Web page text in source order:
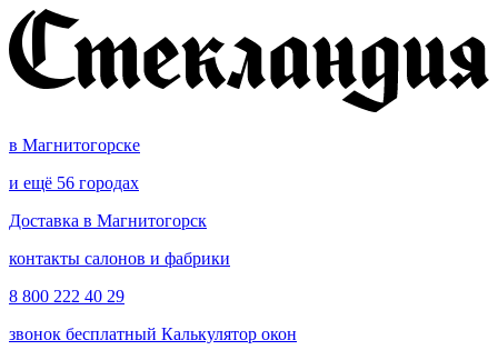
в Магнитогорске
и ещё 56 городах
Доставка в Магнитогорск
контакты салонов и фабрики
8 800 222 40 29
звонок бесплатный Калькулятор окон